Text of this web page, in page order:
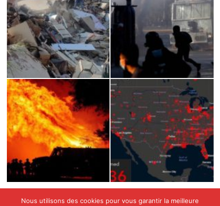
Nous utilisons des cookies pour vous garantir la meilleure